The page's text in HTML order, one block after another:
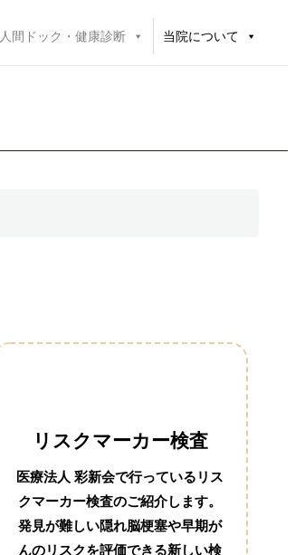
人間ドック・健康診断 当院について
リスクマーカー検査
医療法人 彩新会で行っているリス
クマーカー検査のご紹介します。
発見が難しい隠れ脳梗塞や早期が
んのリスクを評価できる新しい検